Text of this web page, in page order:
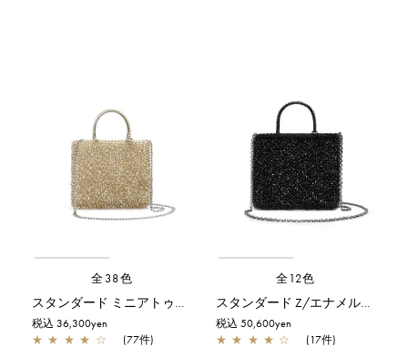
全38色
スタンダード ミニアトゥーラ/シルバーゴールド
税込 36,300yen
★ ★ ★ ★ ☆ (77件)
全12色
スタンダード Z/エナメルブラック
税込 50,600yen
★ ★ ★ ★ ☆ (17件)